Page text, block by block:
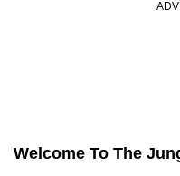
Welcome To The